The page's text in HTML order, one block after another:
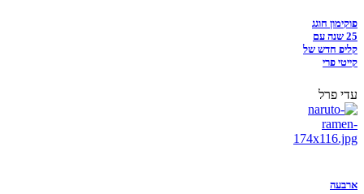
פוקימון חוגג
25 שנה עם
קליפ חדש של
קייטי פרי
עדי פרל
ארבעה